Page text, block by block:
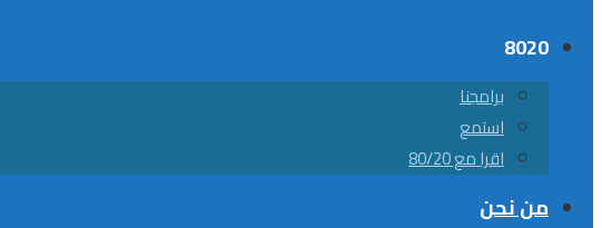
8020
برامجنا
استمع
اقرا مع 80/20
من نحن